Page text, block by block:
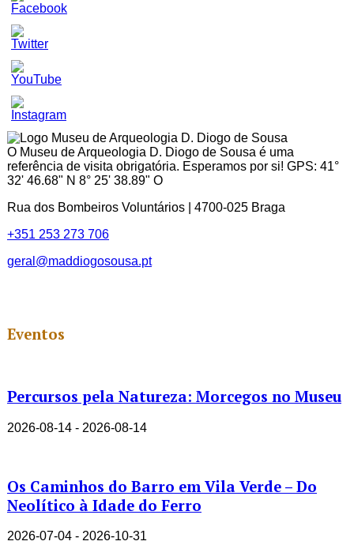
Set
Youtube
Channel
ID
O Museu de Arqueologia D. Diogo de Sousa é uma
referência de visita obrigatória. Esperamos por si! GPS: 41°
32' 46.68" N 8° 25' 38.89" O
Rua dos Bombeiros Voluntários | 4700-025 Braga
+351 253 273 706
geral@maddiogosousa.pt
Eventos
Percursos pela Natureza: Morcegos no Museu
2026-08-14 - 2026-08-14
Os Caminhos do Barro em Vila Verde – Do
Neolítico à Idade do Ferro
2026-07-04 - 2026-10-31